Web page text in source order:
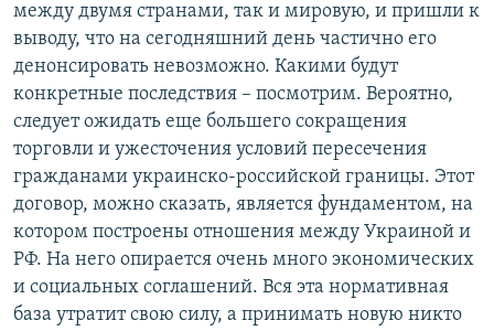
между двумя странами, так и мировую, и пришли к
выводу, что на сегодняшний день частично его
денонсировать невозможно. Какими будут
конкретные последствия – посмотрим. Вероятно,
следует ожидать еще большего сокращения
торговли и ужесточения условий пересечения
гражданами украинско-российской границы. Этот
договор, можно сказать, является фундаментом, на
котором построены отношения между Украиной и
РФ. На него опирается очень много экономических
и социальных соглашений. Вся эта нормативная
база утратит свою силу, а принимать новую никто